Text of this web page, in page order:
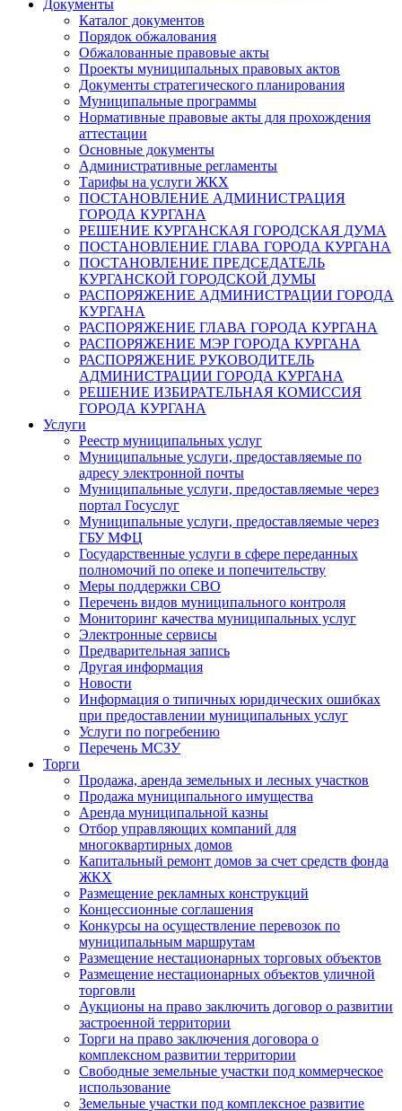
Документы
Каталог документов
Порядок обжалования
Обжалованные правовые акты
Проекты муниципальных правовых актов
Документы стратегического планирования
Муниципальные программы
Нормативные правовые акты для прохождения
аттестации
Основные документы
Административные регламенты
Тарифы на услуги ЖКХ
ПОСТАНОВЛЕНИЕ АДМИНИСТРАЦИЯ
ГОРОДА КУРГАНА
РЕШЕНИЕ КУРГАНСКАЯ ГОРОДСКАЯ ДУМА
ПОСТАНОВЛЕНИЕ ГЛАВА ГОРОДА КУРГАНА
ПОСТАНОВЛЕНИЕ ПРЕДСЕДАТЕЛЬ
КУРГАНСКОЙ ГОРОДСКОЙ ДУМЫ
РАСПОРЯЖЕНИЕ АДМИНИСТРАЦИИ ГОРОДА
КУРГАНА
РАСПОРЯЖЕНИЕ ГЛАВА ГОРОДА КУРГАНА
РАСПОРЯЖЕНИЕ МЭР ГОРОДА КУРГАНА
РАСПОРЯЖЕНИЕ РУКОВОДИТЕЛЬ
АДМИНИСТРАЦИИ ГОРОДА КУРГАНА
РЕШЕНИЕ ИЗБИРАТЕЛЬНАЯ КОМИССИЯ
ГОРОДА КУРГАНА
Услуги
Реестр муниципальных услуг
Муниципальные услуги, предоставляемые по
адресу электронной почты
Муниципальные услуги, предоставляемые через
портал Госуслуг
Муниципальные услуги, предоставляемые через
ГБУ МФЦ
Государственные услуги в сфере переданных
полномочий по опеке и попечительству
Меры поддержки СВО
Перечень видов муниципального контроля
Мониторинг качества муниципальных услуг
Электронные сервисы
Предварительная запись
Другая информация
Новости
Информация о типичных юридических ошибках
при предоставлении муниципальных услуг
Услуги по погребению
Перечень МСЗУ
Торги
Продажа, аренда земельных и лесных участков
Продажа муниципального имущества
Аренда муниципальной казны
Отбор управляющих компаний для
многоквартирных домов
Капитальный ремонт домов за счет средств фонда
ЖКХ
Размещение рекламных конструкций
Концессионные соглашения
Конкурсы на осуществление перевозок по
муниципальным маршрутам
Размещение нестационарных торговых объектов
Размещение нестационарных объектов уличной
торговли
Аукционы на право заключить договор о развитии
застроенной территории
Торги на право заключения договора о
комплексном развитии территории
Свободные земельные участки под коммерческое
использование
Земельные участки под комплексное развитие